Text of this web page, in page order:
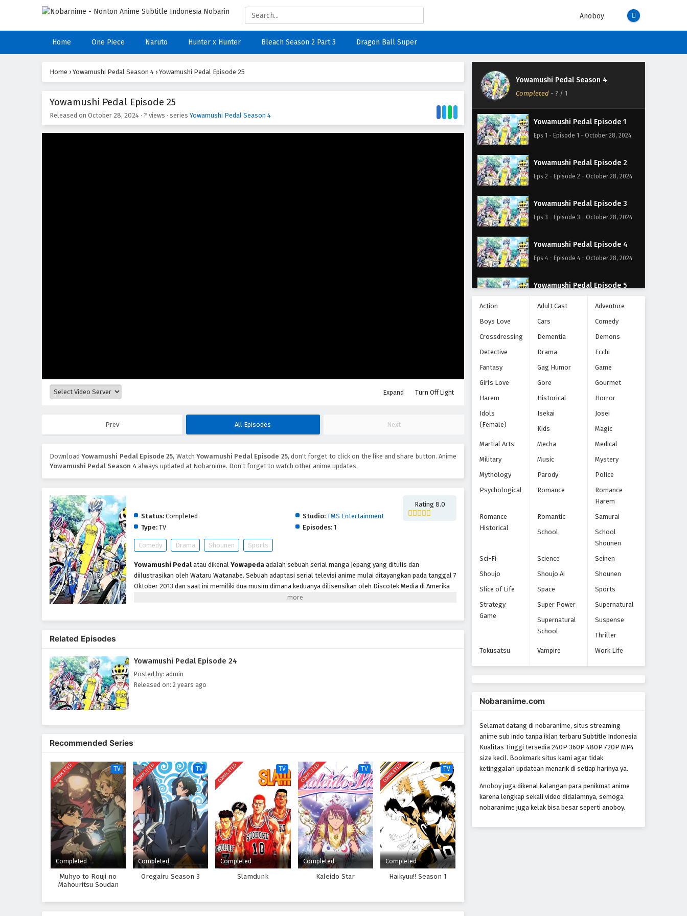
Anoboy
Home One Piece Naruto Hunter x Hunter Bleach Season 2 Part 3 Dragon Ball Super
Home › Yowamushi Pedal Season 4 › Yowamushi Pedal Episode 25
Yowamushi Pedal Episode 25
Released on October 28, 2024 · ? views · series Yowamushi Pedal Season 4
Expand Turn Off Light
Prev All Episodes Next
DownloadYowamushi Pedal Episode 25, Watch Yowamushi Pedal Episode 25, don't forget to click on the like and share button. Anime
Yowamushi Pedal Season 4 always updated at Nobarnime. Don't forget to watch other anime updates.
Rating 8.0
Status: Completed Studio: TMS Entertainment
Type: TV Episodes:1
Comedy Drama Shounen Sports
Yowamushi Pedal atau dikenal Yowapeda adalah sebuah serial manga Jepang yang ditulis dan
diilustrasikan oleh Wataru Watanabe. Sebuah adaptasi serial televisi anime mulai ditayangkan pada tanggal 7
Oktober 2013 dan saat ini memiliki dua musim dimana keduanya dilisensikan oleh Discotek Media di Amerika
Utara. Adaptasi drama televisi live-action disiarkan pada bulan Agustus 2016, Musim ketiga serial anime yang
pulang-pergi ke Akihabara dengan sepeda kota tuanya yang besar, perjalanan mingguan sepanjang 90
kilometer yang telah dia selesaikan sejak kelas empat. Ini adalah saat dia bertemu sesama siswa tahun
pertama, Shunsuke Imaizumi, seorang pengendara sepeda bertekad yang menggunakan lereng curam
sepeda sekolah menengah!
Related Episodes
Yowamushi Pedal Episode 24
Posted by: admin
Released on: 2 years ago
Recommended Series
COMPLETED TV
Completed
Muhyo to Rouji no
Mahouritsu Soudan
COMPLETED TV
Completed
Oregairu Season 3
COMPLETED TV
Completed
Slamdunk
COMPLETED TV
Completed
Kaleido Star
COMPLETED TV
Completed
Haikyuu!! Season 1
Yowamushi Pedal Season 4
Completed - ? / 1
Yowamushi Pedal Episode 1
Eps 1 - Episode 1 - October 28, 2024
Yowamushi Pedal Episode 2
Eps 2 - Episode 2 - October 28, 2024
Yowamushi Pedal Episode 3
Eps 3 - Episode 3 - October 28, 2024
Yowamushi Pedal Episode 4
Eps 4 - Episode 4 - October 28, 2024
Yowamushi Pedal Episode 5
Yowamushi Pedal Episode 6
Eps 6 - Episode 6 - October 28, 2024
Yowamushi Pedal Episode 7
Eps 7 - Episode 7 - October 28, 2024
Yowamushi Pedal Episode 9
Eps 9 - Episode 9 - October 28, 2024
Yowamushi Pedal Episode 10
Eps 10 - Episode 10 - October 28, 2024
Yowamushi Pedal Episode 11
Eps 11 - Episode 11 - October 28, 2024
Yowamushi Pedal Episode 12
Eps 12 - Episode 12 - October 28, 2024
Yowamushi Pedal Episode 14
Eps 14 - Episode 14 - October 28, 2024
Yowamushi Pedal Episode 16
Eps 16 - Episode 16 - October 28, 2024
Eps 17 - Episode 17 - October 28, 2024
Action Adult Cast
Adventure
Boys Love
Cars
Comedy
Crossdressing
Dementia
Demons
Detective
Drama
Ecchi
Fantasy
Gag Humor
Game
Girls Love
Gore
Gourmet
Harem
Historical
Horror
Idols
(Female)
Isekai
Josei
Kids
Magic
Martial Arts
Mecha
Medical
Military
Music
Mystery
Mythology
Parody
Police
Psychological
Romance
Romance
Harem
Romance
Historical
Romantic
Samurai
School
School
Shounen
Sci-Fi
Science
Seinen
Shoujo
Shoujo Ai
Shounen
Slice of Life
Space
Sports
Strategy
Game
Super Power
Supernatural
Supernatural
School
Suspense
Thriller
Tokusatsu
Vampire Work Life
Nobaranime.com
Selamat datang di nobaranime, situs streaming
anime sub indo tanpa iklan terbaru Subtitle Indonesia
Kualitas Tinggi tersedia 240P 360P 480P 720P MP4
size kecil. Bookmark situs kami agar tidak
ketinggalan updatean menarik di setiap harinya ya.
Anoboy juga dikenal kalangan para penikmat anime
karena lengkap sekali video didalamnya, semoga
nobaranime juga kelak bisa besar seperti anoboy.